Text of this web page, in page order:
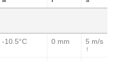
-10.5°C 0 mm
5 m/s
↑